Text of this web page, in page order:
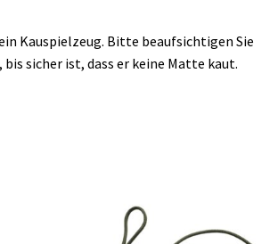
Kauspielzeug. Bitte beaufsichtigen Sie
sicher ist, dass er keine Matte kaut.